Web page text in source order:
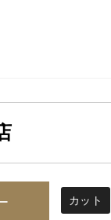
カット